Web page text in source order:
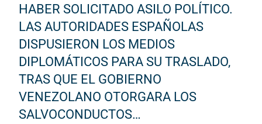
HABER SOLICITADO ASILO POLÍTICO.
LAS AUTORIDADES ESPAÑOLAS
DISPUSIERON LOS MEDIOS
DIPLOMÁTICOS PARA SU TRASLADO,
TRAS QUE EL GOBIERNO
VENEZOLANO OTORGARA LOS
SALVOCONDUCTOS…